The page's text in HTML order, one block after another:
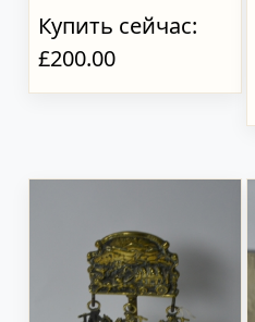
Купить сейчас:
£200.00